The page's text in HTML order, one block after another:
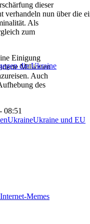
dieser
verhandeln nun über die
Als
zum
die Ukraine
Einigung
Millionen
Auch
des
08:51
UkraineUkraine und EU
Memes